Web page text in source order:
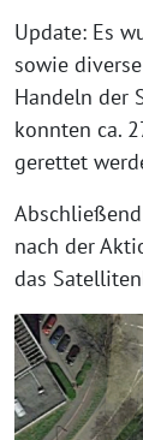
Update: Es
sowie
Handeln der
konnten ca.
gerettet
nach der
das